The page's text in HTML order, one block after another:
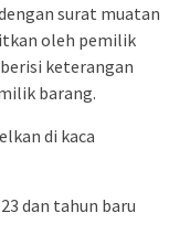
surat muatan
oleh pemilik
keterangan
barang.
di kaca
dan tahun baru